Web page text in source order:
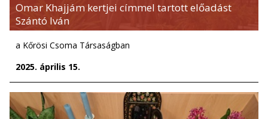
Omar Khajjám kertjei címmel tartott előadást
Szántó Iván
a Kőrösi Csoma Társaságban
2025. április 15.